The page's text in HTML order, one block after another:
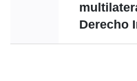
Derecho